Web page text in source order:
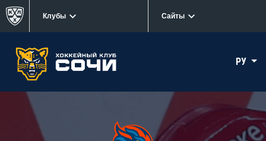
Клубы Сайты
РУ